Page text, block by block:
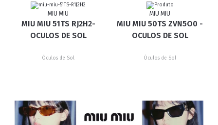
MIU MIU
MIU MIU 51TS RJ2H2-
OCULOS DE SOL
Óculos de Sol
MIU MIU
MIU MIU 50TS ZVN5O0 -
OCULOS DE SOL
Óculos de Sol